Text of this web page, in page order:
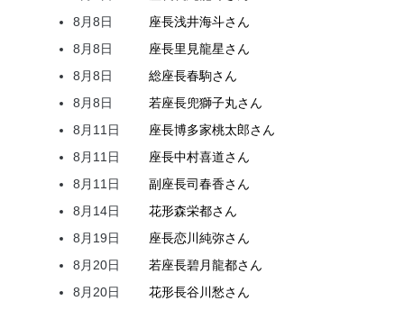
8月8日
座長浅井海斗さん
8月8日
座長里見龍星さん
8月8日
総座長春駒さん
8月8日
若座長兜獅子丸さん
8月11日
座長博多家桃太郎さん
8月11日
座長中村喜道さん
8月11日
副座長司春香さん
8月14日
花形森栄都さん
8月19日
座長恋川純弥さん
8月20日
若座長碧月龍都さん
8月20日
花形長谷川愁さん